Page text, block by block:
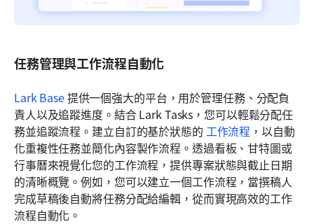
任務管理與工作流程自動化
Lark Base 提供一個強大的平台，用於管理任務、分配負
責人以及追蹤進度。結合 Lark Tasks，您可以輕鬆分配任
務並追蹤流程。建立自訂的基於狀態的 工作流程 ，以自動
化重複性任務並簡化內容製作流程。透過看板、甘特圖或
行事曆來視覺化您的工作流程，提供專案狀態與截止日期
的清晰概覽。例如，您可以建立一個工作流程，當撰稿人
完成草稿後自動將任務分配給編輯，從而實現高效的工作
流程自動化。